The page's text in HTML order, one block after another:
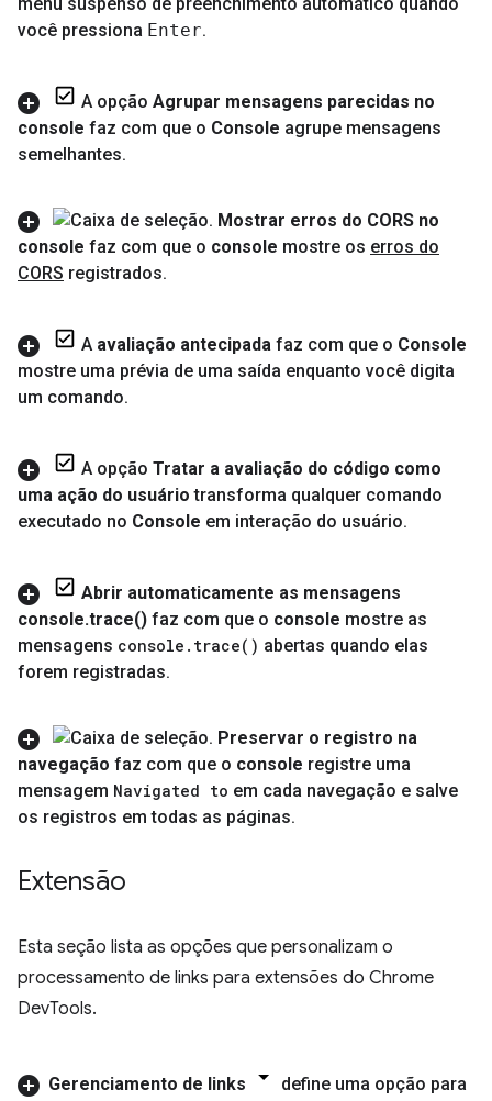
você pressiona Enter.
A opção Agrupar mensagens parecidas no
console faz com que o Console agrupe mensagens
semelhantes.
Mostrar erros do CORS no
console faz com que o console mostre os erros do
CORS registrados.
A avaliação antecipada faz com que o Console
mostre uma prévia de uma saída enquanto você digita
um comando.
A opção Tratar a avaliação do código como
uma ação do usuário transforma qualquer comando
executado no Console em interação do usuário.
Abrir automaticamente as mensagens
console.trace() faz com que o console mostre as
mensagens console . trace( ) abertas quando elas
forem registradas.
Preservar o registro na
navegação faz com que o console registre uma
mensagem Navigated to em cada navegação e salve
os registros em todas as páginas.
Extensão
Esta seção lista as opções que personalizam o
processamento de links para extensões do Chrome
DevTools.
Gerenciamento de links
define uma opção para